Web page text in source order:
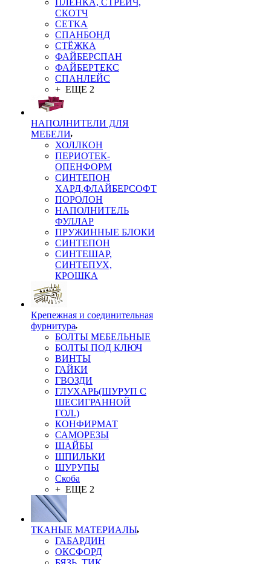
ПЛЁНКА, СТРЕЙЧ,
СКОТЧ
СЕТКА
СПАНБОНД
СТЁЖКА
ФАЙБЕРСПАН
ФАЙБЕРТЕКС
СПАНЛЕЙС
+ ЕЩЕ 2
НАПОЛНИТЕЛИ ДЛЯ
МЕБЕЛИ
ХОЛЛКОН
ПЕРИОТЕК-
ОПЕНФОРМ
СИНТЕПОН
ХАРД,ФЛАЙБЕРСОФТ
ПОРОЛОН
НАПОЛНИТЕЛЬ
ФУЛЛАР
ПРУЖИННЫЕ БЛОКИ
СИНТЕПОН
СИНТЕШАР,
СИНТЕПУХ,
КРОШКА
Крепежная и соединительная
фурнитура
БОЛТЫ МЕБЕЛЬНЫЕ
БОЛТЫ ПОД КЛЮЧ
ВИНТЫ
ГАЙКИ
ГВОЗДИ
ГЛУХАРЬ(ШУРУП С
ШЕСИГРАННОЙ
ГОЛ.)
КОНФИРМАТ
САМОРЕЗЫ
ШАЙБЫ
ШПИЛЬКИ
ШУРУПЫ
Скоба
+ ЕЩЕ 2
ТКАНЫЕ МАТЕРИАЛЫ
ГАБАРДИН
ОКСФОРД